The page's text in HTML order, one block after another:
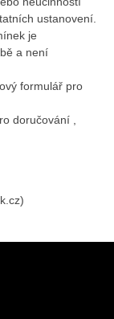
ustanovení.
je
a není
formulář pro
doručování ,